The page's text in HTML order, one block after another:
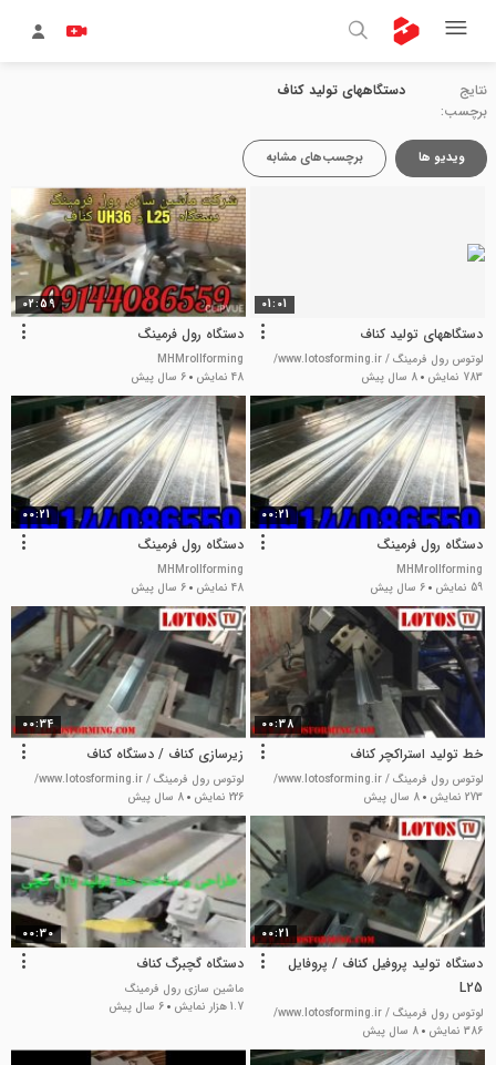
نتایج
برچسب:
دستگاههای تولید کناف
ویدیو ها برچسب‌های مشابه
01:01
دستگاههای تولید کناف
لوتوس رول فرمینگ / www.lotosforming.ir/
783 نمایش
8 سال پیش
02:59
دستگاه رول فرمینگ
MHMrollforming
48 نمایش
6 سال پیش
00:21
دستگاه رول فرمینگ
MHMrollforming
59 نمایش
6 سال پیش
00:21
دستگاه رول فرمینگ
MHMrollforming
48 نمایش
6 سال پیش
00:38
خط تولید استراکچر کناف
لوتوس رول فرمینگ / www.lotosforming.ir/
273 نمایش
8 سال پیش
00:34
زیرسازی کناف / دستگاه کناف
لوتوس رول فرمینگ / www.lotosforming.ir/
226 نمایش
8 سال پیش
00:21
دستگاه تولید پروفیل کناف / پروفایل
L25
لوتوس رول فرمینگ / www.lotosforming.ir/
386 نمایش
8 سال پیش
00:30
دستگاه گچبرگ کناف
ماشین سازی رول فرمینگ
1.7 هزار نمایش
6 سال پیش